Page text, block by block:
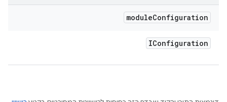
moduleConfiguration
IConfiguration